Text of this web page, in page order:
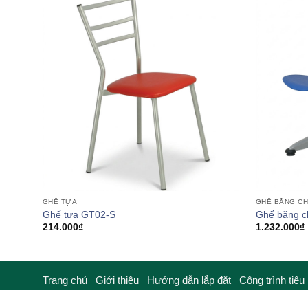
557.000₫
GHẾ TỰA
Ghế tựa GT02-S
214.000₫
GHẾ BĂNG
Ghế băng
1.232.000₫
Trang chủ Giới thiệu Hướng dẫn lắp đặt Công trình tiêu